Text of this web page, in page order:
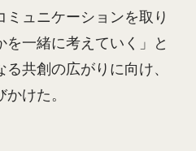
ュニケーションを取り
一緒に考えていく」と
共創の広がりに向け、
けた。